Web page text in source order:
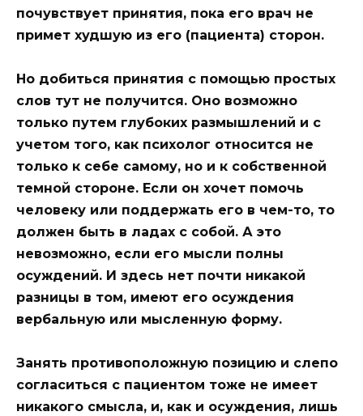
почувствует принятия, пока его врач не
примет худшую из его (пациента) сторон.
Но добиться принятия с помощью простых
слов тут не получится. Оно возможно
только путем глубоких размышлений и с
учетом того, как психолог относится не
только к себе самому, но и к собственной
темной стороне. Если он хочет помочь
человеку или поддержать его в чем-то, то
должен быть в ладах с собой. А это
невозможно, если его мысли полны
осуждений. И здесь нет почти никакой
разницы в том, имеют его осуждения
вербальную или мысленную форму.
Занять противоположную позицию и слепо
согласиться с пациентом тоже не имеет
никакого смысла, и, как и осуждения, лишь